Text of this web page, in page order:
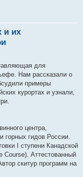
и их
для
Нам рассказали о
примеры
курортах и узнали,
центра,
горных гидов России.
I ступени Канадской
Course). Аттестованный
скитур программ на